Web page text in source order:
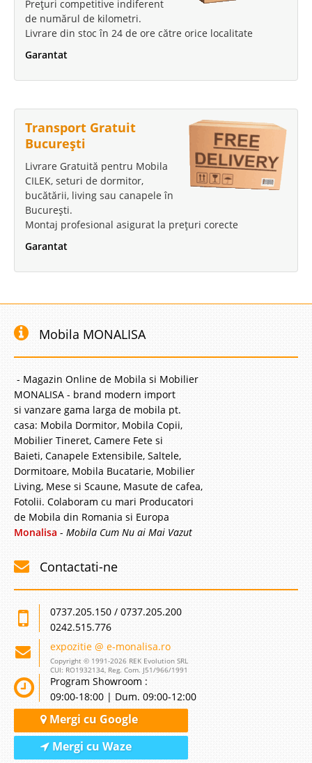
Prețuri competitive indiferent
de numărul de kilometri.
Livrare din stoc în 24 de ore către orice localitate
Garantat
Transport Gratuit
București
Livrare Gratuită pentru Mobila
CILEK, seturi de dormitor,
bucătării, living sau canapele în
București.
Montaj profesional asigurat la prețuri corecte
Garantat
Mobila MONALISA
- Magazin Online de Mobila si Mobilier
MONALISA - brand modern import
si vanzare gama larga de mobila pt.
casa: Mobila Dormitor, Mobila Copii,
Mobilier Tineret, Camere Fete si
Baieti, Canapele Extensibile, Saltele,
Dormitoare, Mobila Bucatarie, Mobilier
Living, Mese si Scaune, Masute de cafea,
Fotolii. Colaboram cu mari Producatori
de Mobila din Romania si Europa
Monalisa - Mobila Cum Nu ai Mai Vazut
Contactati-ne
0737.205.150 / 0737.205.200
0242.515.776
expozitie @ e-monalisa.ro
Copyright © 1991-2026 REK Evolution SRL
CUI: RO1932134, Reg. Com. J51/966/1991
Program Showroom :
09:00-18:00 | Dum. 09:00-12:00
Mergi cu Google
Mergi cu Waze